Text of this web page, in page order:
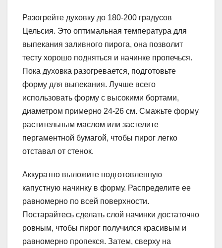
Разогрейте духовку до 180-200 градусов
Цельсия. Это оптимальная температура для
выпекания заливного пирога, она позволит
тесту хорошо подняться и начинке пропечься.
Пока духовка разогревается, подготовьте
форму для выпекания. Лучше всего
использовать форму с высокими бортами,
диаметром примерно 24-26 см. Смажьте форму
растительным маслом или застелите
пергаментной бумагой, чтобы пирог легко
отставал от стенок.
Аккуратно выложите подготовленную
капустную начинку в форму. Распределите ее
равномерно по всей поверхности.
Постарайтесь сделать слой начинки достаточно
ровным, чтобы пирог получился красивым и
равномерно пропекся. Затем, сверху на